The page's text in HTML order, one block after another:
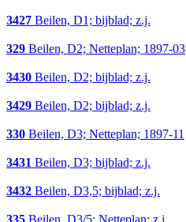
3427 Beilen, D1; bijblad; z.j.
329 Beilen, D2; Netteplan; 1897-03
3430 Beilen, D2; bijblad; z.j.
3429 Beilen, D2; bijblad; z.j.
330 Beilen, D3; Netteplan; 1897-11
3431 Beilen, D3; bijblad; z.j.
3432 Beilen, D3,5; bijblad; z.j.